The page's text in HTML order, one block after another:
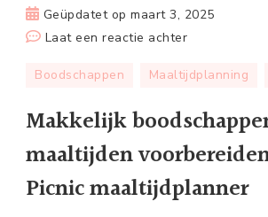
Geüpdatet opmaart 3, 2025
Laat een reactie achterop
en
maaltijden
voorbereiden
met
Boodschappen Maaltijdplanning
Makkelijk
maaltijden
Picnic maaltijdplanner